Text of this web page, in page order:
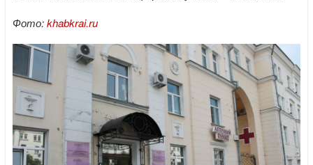
Фото:khabkrai.ru